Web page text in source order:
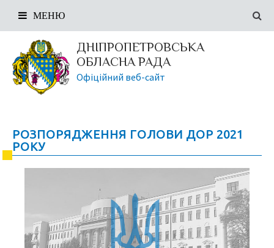
ДНІПРОПЕТРОВСЬКА
ОБЛАСНА РАДА
Офіційний веб-сайт
МЕНЮ
РОЗПОРЯДЖЕННЯ ГОЛОВИ ДОР 2021
РОКУ